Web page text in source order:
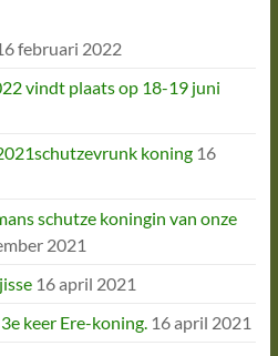
februari 2022
vindt plaats op 18-19 juni
koning 16
schutze koningin van onze
2021
16 april 2021
keer Ere-koning. 16 april 2021